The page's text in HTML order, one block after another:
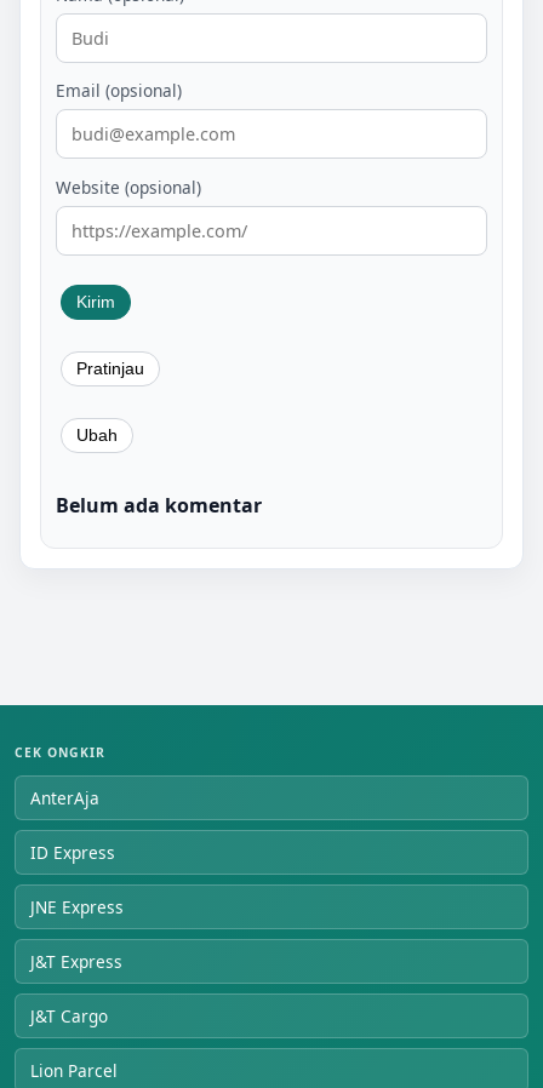
Email (opsional)
Website (opsional)
Belum ada komentar
CEK ONGKIR
AnterAja
ID Express
JNE Express
J&T Express
J&T Cargo
Lion Parcel